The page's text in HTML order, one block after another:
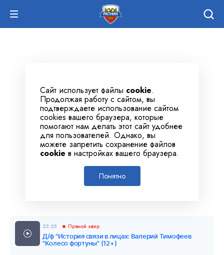
Сайт использует файлы cookie.
Продолжая работу с сайтом, вы
подтверждаете использование сайтом
cookies вашего браузера, которые
помогают нам делать этот сайт удобнее
для пользователей. Однако, вы
можете запретить сохранение файлов
cookie в настройках вашего браузера.
Понятно
23:25 Прямой эфир
Д/ф "История связи в лицах: Валерий Тимофеев
"Колесо фортуны" (12+)